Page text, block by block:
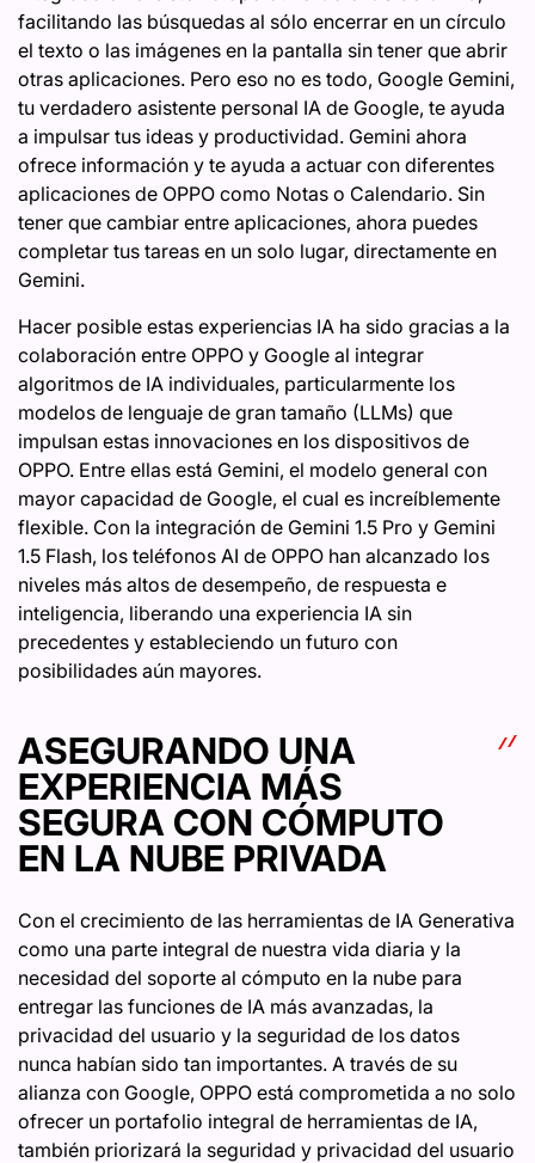
facilitando las búsquedas al sólo encerrar en un círculo
el texto o las imágenes en la pantalla sin tener que abrir
otras aplicaciones. Pero eso no es todo, Google Gemini,
tu verdadero asistente personal IA de Google, te ayuda
a impulsar tus ideas y productividad. Gemini ahora
ofrece información y te ayuda a actuar con diferentes
aplicaciones de OPPO como Notas o Calendario. Sin
tener que cambiar entre aplicaciones, ahora puedes
completar tus tareas en un solo lugar, directamente en
Gemini.
Hacer posible estas experiencias IA ha sido gracias a la
colaboración entre OPPO y Google al integrar
algoritmos de IA individuales, particularmente los
modelos de lenguaje de gran tamaño (LLMs) que
impulsan estas innovaciones en los dispositivos de
OPPO. Entre ellas está Gemini, el modelo general con
mayor capacidad de Google, el cual es increíblemente
flexible. Con la integración de Gemini 1.5 Pro y Gemini
1.5 Flash, los teléfonos AI de OPPO han alcanzado los
niveles más altos de desempeño, de respuesta e
inteligencia, liberando una experiencia IA sin
precedentes y estableciendo un futuro con
posibilidades aún mayores.
ASEGURANDO UNA
EXPERIENCIA MÁS
SEGURA CON CÓMPUTO
EN LA NUBE PRIVADA
Con el crecimiento de las herramientas de IA Generativa
como una parte integral de nuestra vida diaria y la
necesidad del soporte al cómputo en la nube para
entregar las funciones de IA más avanzadas, la
privacidad del usuario y la seguridad de los datos
nunca habían sido tan importantes. A través de su
alianza con Google, OPPO está comprometida a no solo
ofrecer un portafolio integral de herramientas de IA,
también priorizará la seguridad y privacidad del usuario